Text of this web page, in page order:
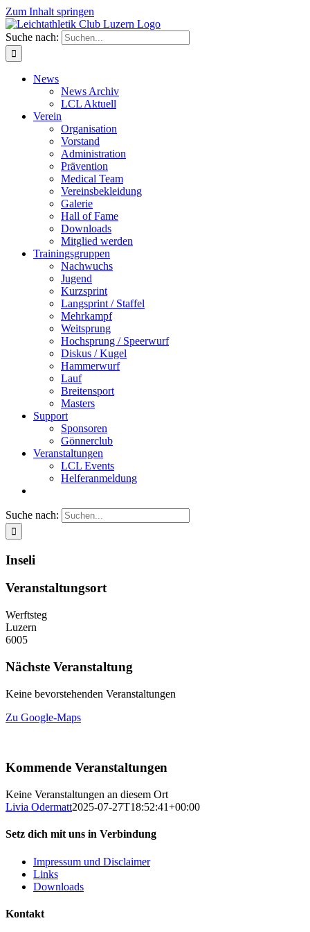
Zum Inhalt springen
Suche nach:
News
News Archiv
LCL Aktuell
Verein
Organisation
Vorstand
Administration
Prävention
Medical Team
Vereinsbekleidung
Galerie
Hall of Fame
Downloads
Mitglied werden
Trainingsgruppen
Nachwuchs
Jugend
Kurzsprint
Langsprint / Staffel
Mehrkampf
Weitsprung
Hochsprung / Speerwurf
Diskus / Kugel
Hammerwurf
Lauf
Breitensport
Masters
Support
Sponsoren
Gönnerclub
Veranstaltungen
LCL Events
Helferanmeldung
Suche nach:
Inseli
Veranstaltungsort
Werftsteg
Luzern
6005
Nächste Veranstaltung
Keine bevorstehenden Veranstaltungen
Zu Google-Maps
Kommende Veranstaltungen
Keine Veranstaltungen an diesem Ort
Livia Odermatt2025-07-27T18:52:41+00:00
Setz dich mit uns in Verbindung
Impressum und Disclaimer
Links
Downloads
Kontakt